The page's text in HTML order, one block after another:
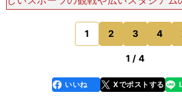
一度に広い範囲を見ることができる広
おすすめだ。「実視界」の数値が大き
は広くなる。ちなみ
1 2 3 4
のページへ
1 / 4
faceboo
k
いいね Xでポストする
line